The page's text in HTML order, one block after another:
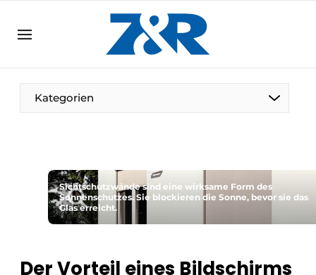
DE EN
DE
Kategorien
Sichtschutzwände sind eine wirksame Form des
Sonnenschutzes. Sie blockieren die Sonne, bevor sie das
Glas erreicht.
Der Vorteil eines Bildschirms